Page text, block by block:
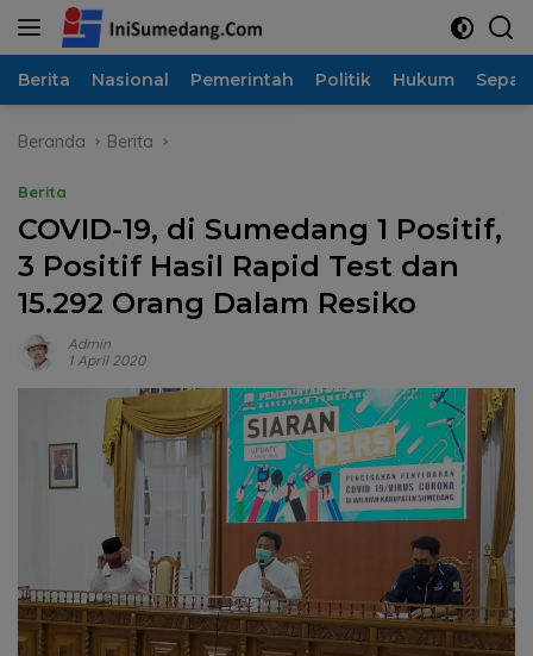
Langsung
Berita Nasional Pemerintah Politik Hukum
Beranda Berita
Berita
COVID-19, di Sumedang 1 Positif,
3 Positif Hasil Rapid Test dan
15.292 Orang Dalam Resiko
Admin
1 April 2020